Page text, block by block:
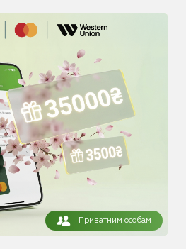
Приватним особам